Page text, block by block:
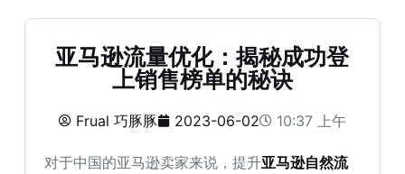
亚马逊流量优化：揭秘成功登
上销售榜单的秘诀
Frual 巧豚豚 2023-06-02 10:37 上午
对于中国的亚马逊卖家来说，提升亚马逊自然流